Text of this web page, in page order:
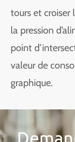
tours et croiser
la pression
point
valeur de
graphique.